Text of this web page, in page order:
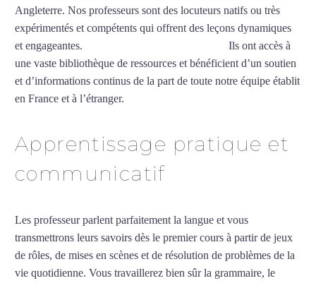
Angleterre. Nos professeurs sont des locuteurs natifs ou très
expérimentés et compétents qui offrent des leçons dynamiques
et engageantes.
Ils ont accès à
une vaste bibliothèque de ressources et bénéficient d’un soutien
et d’informations continus de la part de toute notre équipe établit
en France et à l’étranger.
Apprentissage pratique et
communicatif
Les professeur parlent parfaitement la langue et vous
transmettrons leurs savoirs dès le premier cours à partir de jeux
de rôles, de mises en scènes et de résolution de problèmes de la
vie quotidienne. Vous travaillerez bien sûr la grammaire, le